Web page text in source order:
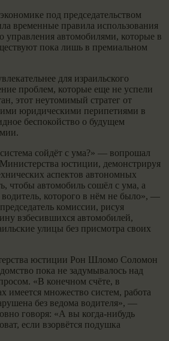
под председательством
временные правила использования
управления автомобилями, которые в
пока лишь в премиальном
для израильского
проблем, которые еще не успели
этот неутомимый стратег от
юридическими перипетиями в
беспокойство о будущем
сойдёт с ума?» — вопрошал
юстиции, демонстрируя
аспектов автономных
чтобы автомобиль сошёл с ума, а
водитель, которого в нём не было», —
комиссии, рисуя
взбесившихся автомобилей,
улицы без присмотра своих
юстиции Рон Шломо Соломон
пока не задумывалось над
«В конечном счёте, в
имеется множество систем, работа
без ведома водителя», —
говоря: «А вы когда-нибудь
если взорвётся подушка